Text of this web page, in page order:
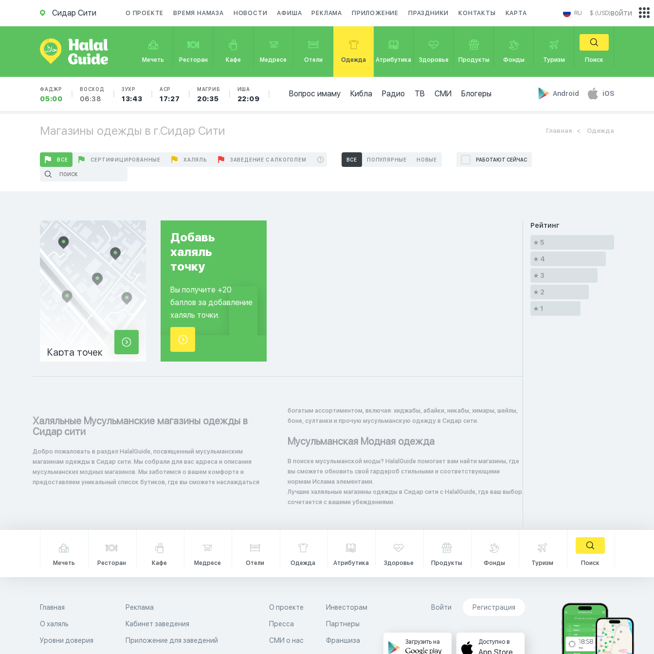
Сидар Сити О ПРОЕКТЕ ВРЕМЯ НАМАЗА НОВОСТИ АФИША РЕКЛАМА ПРИЛОЖЕНИЕ ПРАЗДНИКИ КОНТАКТЫ КАРТА RU $ (USD)
Мечеть Ресторан Кафе Медресе Отели Одежда Атрибутика Здоровье Продукты Фонды Туризм Поиск
ФАДЖР
05:00
ВОСХОД
06:38
ЗУХР
13:43
АСР
17:27
МАГРИБ
20:35
ИША
22:09
Вопрос имаму Кибла Радио ТВ СМИ Блогеры Android iOS
войти
Магазины одежды в г.Сидар Сити Главная Одежда
ВСЕ СЕРТИФИЦИРОВАННЫЕ ХАЛЯЛЬ ЗАВЕДЕНИЕ С АЛКОГОЛЕМ ВСЕ ПОПУЛЯРНЫЕ НОВЫЕ РАБОТАЮТ СЕЙЧАС
Карта точек
Добавь
халяль
точку
Вы получите +20
баллов за добавление
халяль точки.
Халяльные Мусульманские магазины одежды в
Сидар сити
Добро пожаловать в раздел HalalGuide, посвященный мусульманским
магазинам одежды в Сидар сити. Мы собрали для вас адреса и описания
мусульманских модных магазинов. Мы заботимся о вашем комфорте и
предоставляем уникальный список бутиков, где вы сможете наслаждаться
богатым ассортиментом, включая: хиджабы, абайки, никабы, химары, шейлы,
боне, султанки и прочую мусульманскую одежду в Сидар сити.
Мусульманская Модная одежда
В поиске мусульманской моды? HalalGuide помогает вам найти магазины, где
вы сможете обновить свой гардероб стильными и соответствующими
нормам Ислама элементами.
Лучшие халяльные магазины одежды в Сидар сити с HalalGuide, где ваш выбор
сочетается с вашими убеждениями.
Рейтинг
5
4
3
2
1
Мечеть Ресторан Кафе Медресе Отели Одежда Атрибутика Здоровье Продукты Фонды Туризм Поиск
Главная
О халяль
Уровни доверия
Реклама
Кабинет заведения
Приложение для заведений
О проекте
Пресса
СМИ о нас
Инвесторам
Партнеры
Франшиза
Войти Регистрация
Загрузить на Доступно в